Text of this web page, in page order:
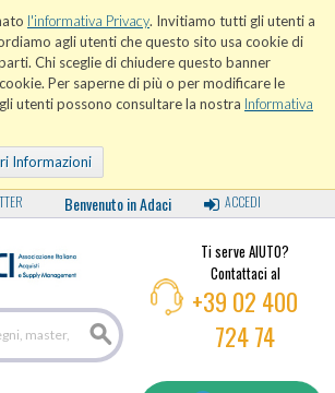
l'informativa Privacy. Invitiamo tutti gli utenti a
agli utenti che questo sito usa cookie di
Chi sceglie di chiudere questo banner
Per saperne di più o per modificare le
utenti possono consultare la nostra Informativa
Informazioni
Benvenuto in Adaci ACCEDI
Ti serve AIUTO?
Contattaci al
+39 02 400
724 74